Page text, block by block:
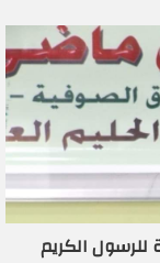
الكريم